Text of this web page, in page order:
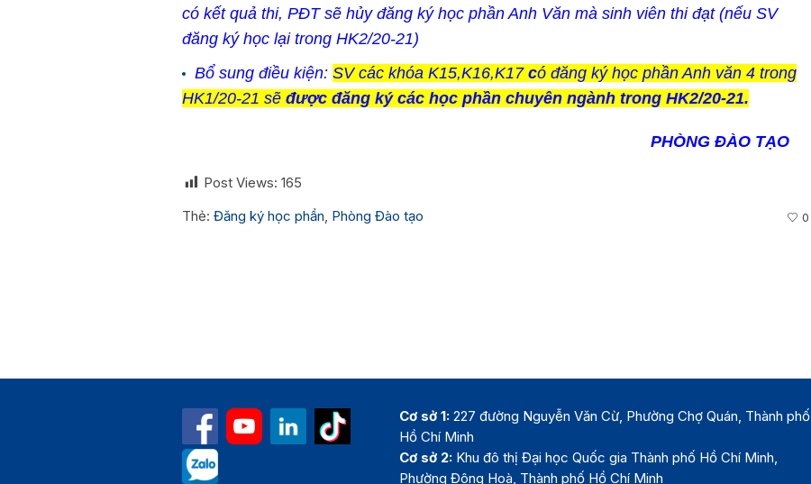
có kết quả thi, PĐT sẽ hủy đăng ký học phần Anh Văn mà sinh viên thi đạt (nếu SV
đăng ký học lại trong HK2/20-21)
Bổ sung điều kiện: SV các khóa K15,K16,K17 có đăng ký học phần Anh văn 4 trong
HK1/20-21 sẽ được đăng ký các học phần chuyên ngành trong HK2/20-21.
PHÒNG ĐÀO TẠO
Post Views: 165
Thẻ: Đăng ký học phần, Phòng Đào tạo 0
Cơ sở 1: 227 đường Nguyễn Văn Cừ, Phường Chợ Quán, Thành phố
Hồ Chí Minh
Cơ sở 2: Khu đô thị Đại học Quốc gia Thành phố Hồ Chí Minh,
Phường Đông Hoà, Thành phố Hồ Chí Minh